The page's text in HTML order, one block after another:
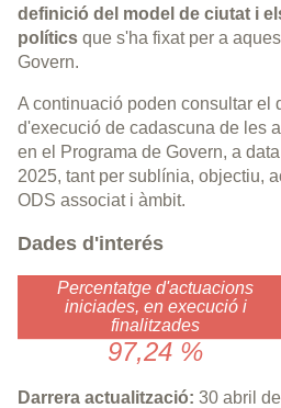
definició del model de ciutat i
polítics que s'ha fixat per a
Govern.
A continuació poden consultar el
d'execució de cadascuna de les
en el Programa de Govern, a
2025, tant per sublínia, objectiu,
ODS associat i àmbit.
Dades d'interés
Percentatge d'actuacions
iniciades, en execució i
finalitzades
97,24 %
Darrera actualització: 30 abril